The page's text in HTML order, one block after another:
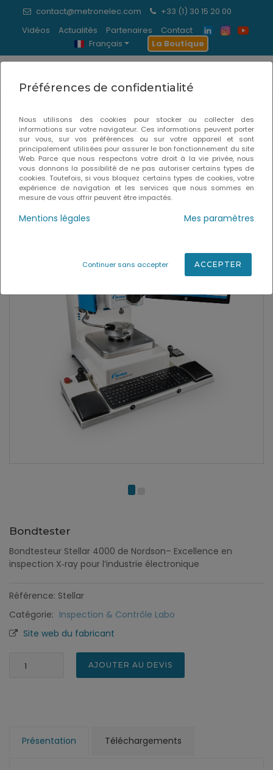
contact@metronelec.com
+33 (1) 30 15 20 00
Vidéos
Actualités Partenaires
Contact
Français
La Boutique
Bondtester
Accueil Inspection & Contrôle Labo
Bondtester
Bondtesteur Stellar 4000 de Nordson– Excellence en
inspection X‑ray pour l’industrie électronique
Référence: Stellar
Catégorie: Inspection & Contrôle Labo
Site web du fabricant
AJOUTER AU DEVIS
Présentation Téléchargements
Préférences de confidentialité
Nous utilisons des cookies pour stocker ou collecter des
informations sur votre navigateur. Ces informations peuvent porter
sur vous, sur vos préférences ou sur votre appareil et sont
principalement utilisées pour assurer le bon fonctionnement du site
Web. Parce que nous respectons votre droit à la vie privée, nous
vous donnons la possibilité de ne pas autoriser certains types de
cookies. Toutefois, si vous bloquez certains types de cookies, votre
expérience de navigation et les services que nous sommes en
mesure de vous offrir peuvent être impactés.
Mentions légales Mes paramètres
Continuer sans accepter ACCEPTER